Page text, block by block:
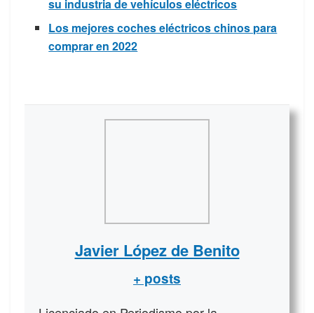
su industria de vehículos eléctricos
Los mejores coches eléctricos chinos para
comprar en 2022
Javier López de Benito
+ posts